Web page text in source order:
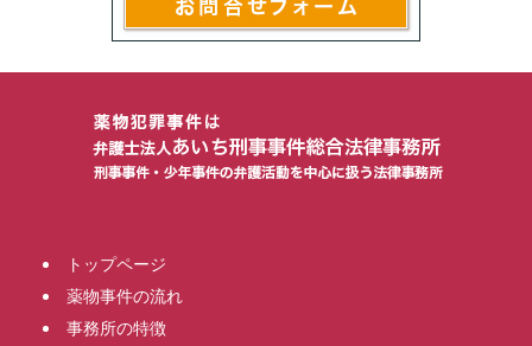
トップページ
薬物事件の流れ
事務所の特徴